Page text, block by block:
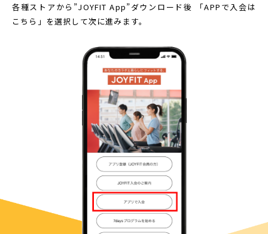
各種ストアから”JOYFIT App”ダウンロード後
「APPで入会は
こちら」を選択して次に進みます。